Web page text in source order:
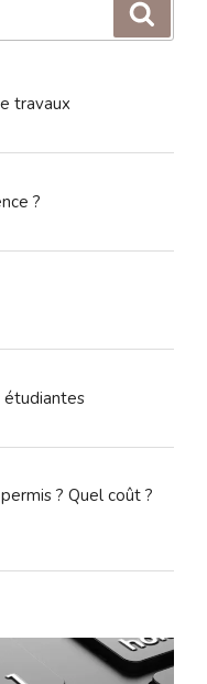
travaux
?
étudiantes
? Quel coût ?